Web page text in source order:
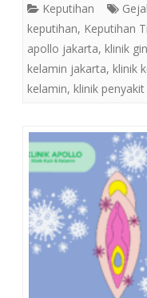
Keputihan
keputihan, Keputihan
apollo jakarta, klinik
kelamin jakarta, klinik
kelamin, klinik